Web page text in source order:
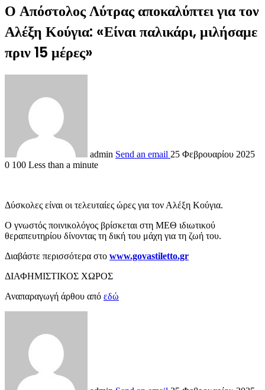
Ο Απόστολος Λύτρας αποκαλύπτει για τον
Αλέξη Κούγια: «Είναι παλικάρι, μιλήσαμε
πριν 15 μέρες»
admin Send an email 25 Φεβρουαρίου 2025
0 100 Less than a minute
Δύσκολες είναι οι τελευταίες ώρες για τον Αλέξη Κούγια.
Ο γνωστός ποινικολόγος βρίσκεται στη ΜΕΘ ιδιωτικού
θεραπευτηρίου δίνοντας τη δική του μάχη για τη ζωή του.
Διαβάστε περισσότερα στο www.govastiletto.gr
ΔΙΑΦΗΜΙΣΤΙΚΟΣ ΧΩΡΟΣ
Αναπαραγωγή άρθου από εδώ